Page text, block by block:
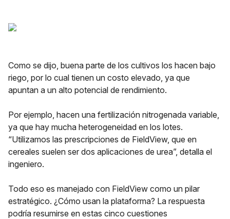
Como se dijo, buena parte de los cultivos los hacen bajo
riego, por lo cual tienen un costo elevado, ya que
apuntan a un alto potencial de rendimiento.
Por ejemplo, hacen una fertilización nitrogenada variable,
ya que hay mucha heterogeneidad en los lotes.
“Utilizamos las prescripciones de FieldView, que en
cereales suelen ser dos aplicaciones de urea”, detalla el
ingeniero.
Todo eso es manejado con FieldView como un pilar
estratégico. ¿Cómo usan la plataforma? La respuesta
podría resumirse en estas cinco cuestiones